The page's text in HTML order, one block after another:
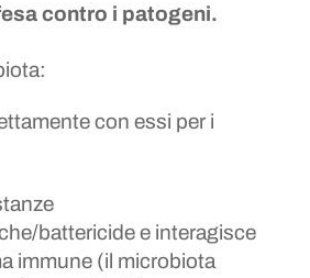
contro i patogeni.
con essi per i
battericide e interagisce
immune (il microbiota